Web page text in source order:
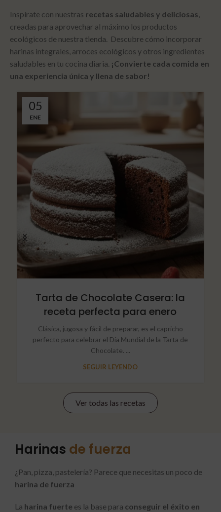
Inspírate con nuestras recetas saludables y deliciosas,
creadas para aprovechar al máximo los productos
ecológicos de nuestra tienda. Descubre cómo incorporar
harinas integrales, arroces ecológicos y otros ingredientes
saludables en tu cocina diaria. ¡Convierte cada comida en
una experiencia única y llena de sabor!
05
ENE
Tarta de Chocolate Casera: la
receta perfecta para enero
Clásica, jugosa y fácil de preparar, es el capricho
perfecto para celebrar el Día Mundial de la Tarta de
Chocolate. ...
SEGUIR LEYENDO
Ver todas las recetas
Harinas de fuerza
¿Pan, pizza, pastelería? Parece que necesitas un poco de
harina de fuerza
La harina fuerte es la base para conseguir el éxito en